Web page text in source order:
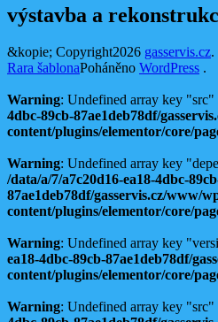
výstavba a
&kopie; Copyright2026 gasservis.cz.
Rara šablonaPoháněno WordPress .
Warning: Undefined array key "src"
4dbc-89cb-87ae1deb78df/
content/plugins/elementor/core/
Warning: Undefined array key
/data/a/7/a7c20d16-ea18-4dbc-
87ae1deb78df/gasservis.cz/www/
content/plugins/elementor/core/
Warning: Undefined array key
ea18-4dbc-89cb-87ae1deb78df/
content/plugins/elementor/core/
Warning: Undefined array key "src"